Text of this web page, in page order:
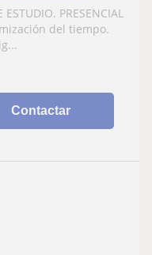
ESTUDIO. PRESENCIAL
del tiempo.
Contactar